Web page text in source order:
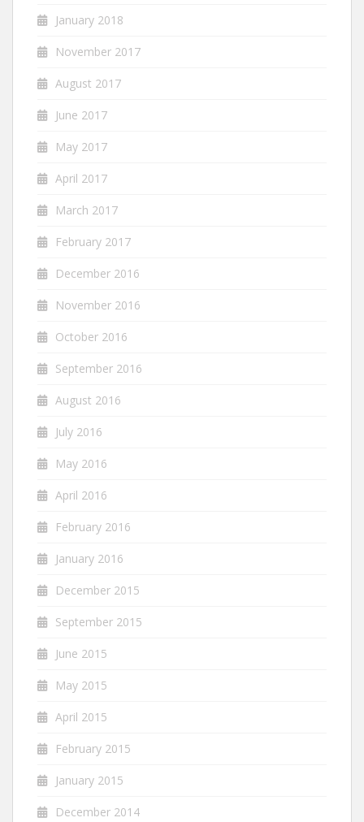
January 2018
November 2017
August 2017
June 2017
May 2017
April 2017
March 2017
February 2017
December 2016
November 2016
October 2016
September 2016
August 2016
July 2016
May 2016
April 2016
February 2016
January 2016
December 2015
September 2015
June 2015
May 2015
April 2015
February 2015
January 2015
December 2014